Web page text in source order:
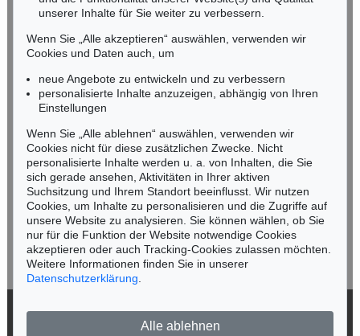
Nico Kassel, M.A.
Mobil: +49 (0)171 8618661
n.kassel@kettererkunst.de
Keine Auktion mehr verpassen!
Wir informieren Sie rechtzeitig.
Jetzt zum Newsletter anmelden >
unserer Inhalte für Sie weiter zu verbessern.
Wenn Sie „Alle akzeptieren“ auswählen, verwenden wir
Cookies und Daten auch, um
neue Angebote zu entwickeln und zu verbessern
personalisierte Inhalte anzuzeigen, abhängig von Ihren
Einstellungen
Wenn Sie „Alle ablehnen“ auswählen, verwenden wir
Cookies nicht für diese zusätzlichen Zwecke. Nicht
personalisierte Inhalte werden u. a. von Inhalten, die Sie
sich gerade ansehen, Aktivitäten in Ihrer aktiven
Suchsitzung und Ihrem Standort beeinflusst. Wir nutzen
Cookies, um Inhalte zu personalisieren und die Zugriffe auf
unsere Website zu analysieren. Sie können wählen, ob Sie
nur für die Funktion der Website notwendige Cookies
akzeptieren oder auch Tracking-Cookies zulassen möchten.
Weitere Informationen finden Sie in unserer
Datenschutzerklärung
Alle ablehnen